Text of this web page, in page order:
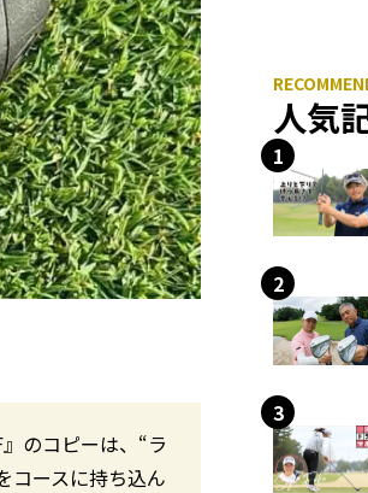
のコピーは、“ラ
コースに持ち込ん
人気